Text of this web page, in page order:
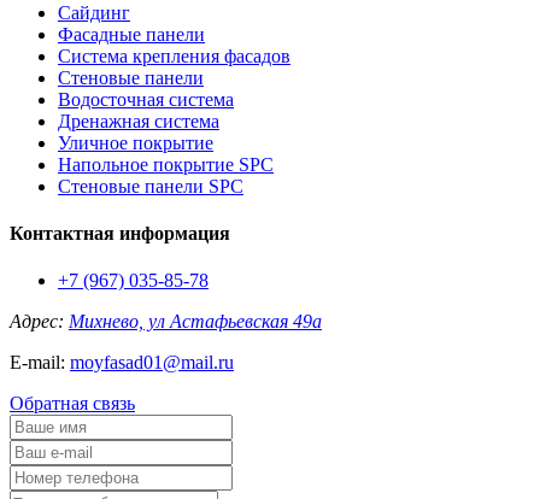
Сайдинг
Фасадные панели
Система крепления фасадов
Стеновые панели
Водосточная система
Дренажная система
Уличное покрытие
Напольное покрытие SPC
Стеновые панели SPC
Контактная информация
+7 (967) 035-85-78
Адрес: Михнево, ул Астафьевская 49а
E-mail: moyfasad01@mail.ru
Обратная связь